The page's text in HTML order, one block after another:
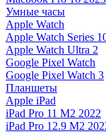
Умные часы
Apple Watch
Apple Watch Series
Apple Watch Ultra 2
Google Pixel Watch
Google Pixel Watch 3
Планшеты
Apple iPad
iPad Pro 11 M2 2022
iPad Pro 12.9 M2